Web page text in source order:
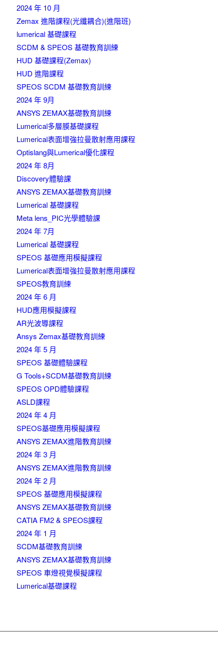
2024 年 10 月
Zemax 進階課程(光纖耦合)(進階班)
lumerical 基礎課程
SCDM & SPEOS 基礎教育訓練
HUD 基礎課程(Zemax)
HUD 進階課程
SPEOS SCDM 基礎教育訓練
2024 年 9月
ANSYS ZEMAX基礎教育訓練
Lumerical多層膜基礎課程
Lumerical表面增強拉曼散射應用課程
Optislang與Lumerical優化課程
2024 年 8月
Discovery體驗課
ANSYS ZEMAX基礎教育訓練
Lumerical 基礎課程
Meta lens_PIC光學體驗課
2024 年 7月
Lumerical 基礎課程
SPEOS 基礎應用模擬課程
Lumerical表面增強拉曼散射應用課程
SPEOS教育訓練
2024 年 6 月
HUD應用模擬課程
AR光波導課程
Ansys Zemax基礎教育訓練
2024 年 5 月
SPEOS 基礎體驗課程
G Tools+SCDM基礎教育訓練
SPEOS OPD體驗課程
ASLD課程
2024 年 4 月
SPEOS基礎應用模擬課程
ANSYS ZEMAX進階教育訓練
2024 年 3 月
ANSYS ZEMAX進階教育訓練
2024 年 2 月
SPEOS 基礎應用模擬課程
ANSYS ZEMAX基礎教育訓練
CATIA FM2 & SPEOS課程
2024 年 1 月
SCDM基礎教育訓練
ANSYS ZEMAX基礎教育訓練
SPEOS 車燈視覺模擬課程
Lumerical基礎課程